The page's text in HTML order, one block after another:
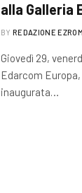
alla Galleria
BY REDAZIONE
Giovedì 29,
Edarcom
inaugurata…